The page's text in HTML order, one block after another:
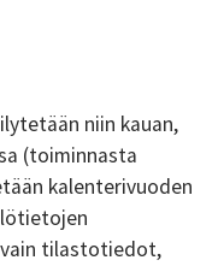
niin kauan,
(toiminnasta
kalenterivuoden
vain tilastotiedot,